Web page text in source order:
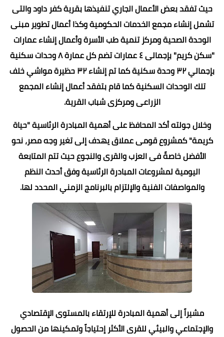
حيث تفقد بعض الأعمال الجاري تنفيذها بقرية كفر داود والتى
تشمل إنشاء مجمع الخدمات الحكومية وكذا أعمال تطوير مبنى
الوحدة الصحية ومركز تنمية طب الأسرة وأعمال إنشاء عمارات
"سكن كريم" بإجمالى ٤ عمارات تضم كل عمارة ٨ وحدات سكنية
بإجمالي ٣٢ وحدة سكنية كما تم إنشاء ٣٢ حظيرة مواشي خلف
تلك الوحدات السكنية كما قام بتفقد أعمال إنشاء المجمع
الزراعى ومركزى شباب القرية.
وخلال جولته أكد المحافظ على أهمية المبادرة الرئاسية "حياة
كريمة" كمشروع قومى عملاق يهدف إلى تغير وجه مصر، نحو
الأفضل خاصةً فى العزب والقرى والنجوع حيث تتم المتابعة
اليومية لمشروعات المبادرة الرئاسية وفق أحدث النظم
والمواصفات الفنية والإلتزام بالبرنامج الزمني المحدد لها.
مشيراً إلى أهمية المبادرة للإرتقاء بالمستوى الإقتصادي
والإجتماعي والبيئي للقرى الأكثر إحتياجاً وتمكينها من الحصول